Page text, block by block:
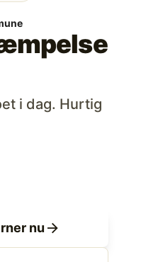
i dag. Hurtig
nu arrow_forward